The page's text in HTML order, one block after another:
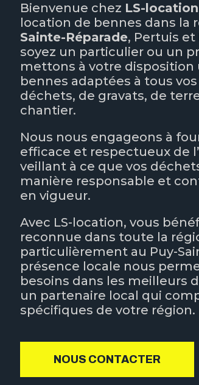
Bienvenue chez LS-location
location de bennes dans la
Sainte-Réparade, Pertuis et
soyez un particulier ou un
mettons à votre disposition
bennes adaptées à tous
déchets, de gravats, de
chantier.
Nous nous engageons à
efficace et respectueux de
veillant à ce que vos
manière responsable et
en vigueur.
Avec LS-location, vous
reconnue dans toute la
particulièrement au Puy-
présence locale nous
besoins dans les meilleurs
un partenaire local qui
spécifiques de votre région.
NOUS CONTACTER